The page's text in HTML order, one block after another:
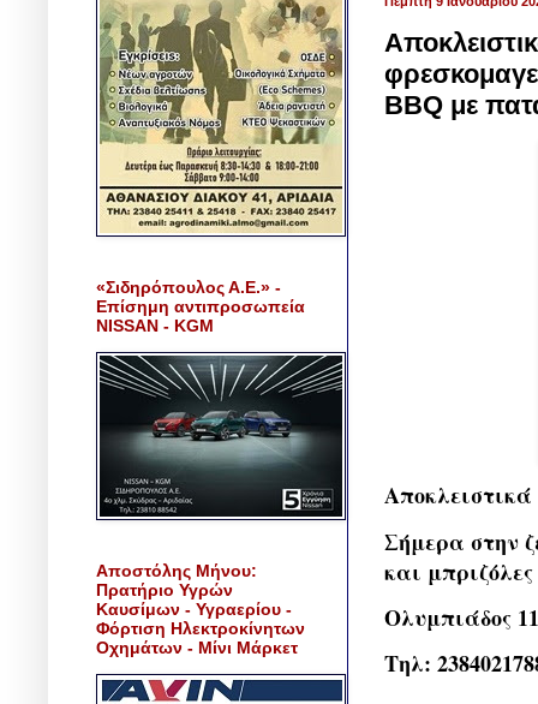
BBQ με
Σήμερα στην
και
Ολυμπιάδος
Τηλ:
«Σιδηρόπουλος Α.Ε.» -
Επίσημη αντιπροσωπεία
NISSAN - KGM
Αποστόλης Μήνου:
Πρατήριο Υγρών
Καυσίμων - Υγραερίου -
Φόρτιση Ηλεκτροκίνητων
Οχημάτων - Μίνι Μάρκετ